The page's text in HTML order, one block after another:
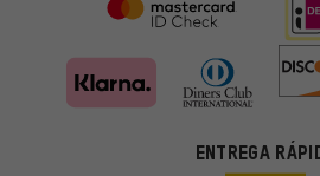
ENTREGA
En lugar de publicidad al azar,